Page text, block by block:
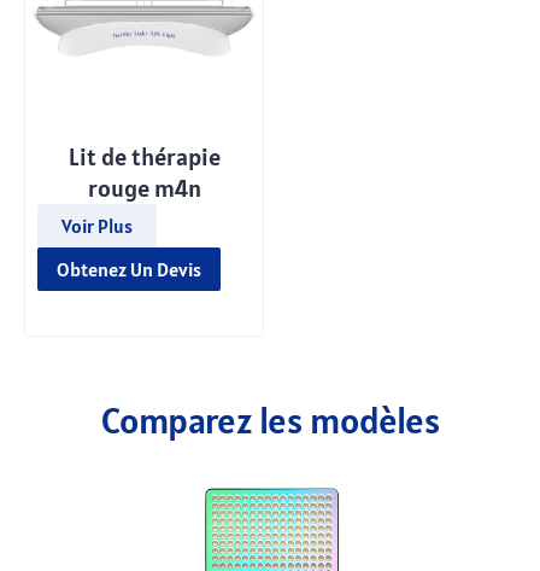
Lit de thérapie
rouge m4n
Voir Plus
Obtenez Un Devis
Comparez les modèles